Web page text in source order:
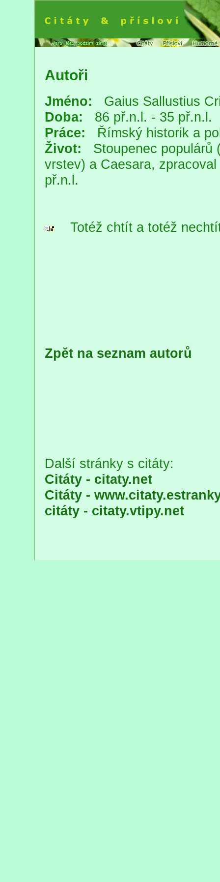
Autoři
Jméno:
Gaius Sallustius
Doba:
86 př.n.l. - 35 př.n.l.
Práce:
Římský historik a
Život:
Stoupenec populárů
vrstev) a Caesara,
př.n.l.
Totéž chtít a totéž
Zpět na seznam autorů
Další stránky s citáty:
Citáty - citaty.net
Citáty -
citáty - citaty.vtipy.net